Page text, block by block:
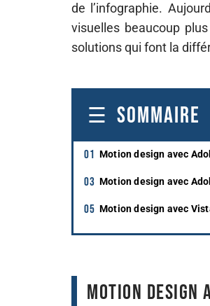
de l’infographie.
visuelles beaucoup
solutions qui font la
SOMMAIRE
Motion design avec
Motion design avec
Motion design avec
Motion design